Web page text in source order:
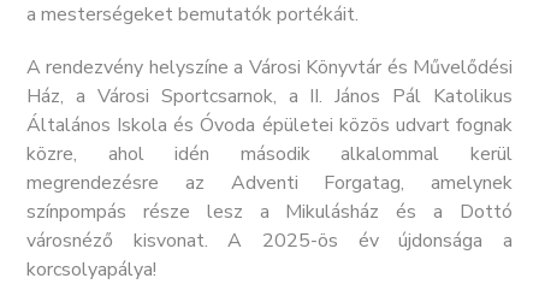
a mesterségeket bemutatók portékáit.
A rendezvény helyszíne a Városi Könyvtár és Művelődési
Ház, a Városi Sportcsarnok, a II. János Pál Katolikus
Általános Iskola és Óvoda épületei közös udvart fognak
közre, ahol idén második alkalommal kerül
megrendezésre az Adventi Forgatag, amelynek
színpompás része lesz a Mikulásház és a Dottó
városnéző kisvonat. A 2025-ös év újdonsága a
korcsolyapálya!